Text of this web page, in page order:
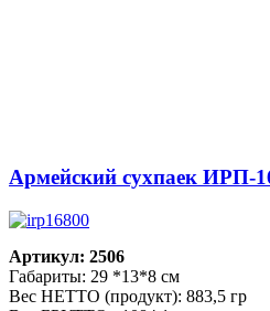
Армейский сухпаек ИРП-
Артикул: 2506
Габариты: 29 *13*8 см
Вес НЕТТО (продукт): 883,5 гр